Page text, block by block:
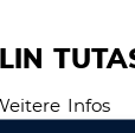
Infos